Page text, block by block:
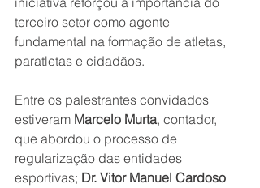
terceiro setor como agente
fundamental na formação de atletas,
paratletas e cidadãos.
Entre os palestrantes convidados
estiveram Marcelo Murta, contador,
que abordou o processo de
regularização das entidades
esportivas; Dr. Vitor Manuel Cardoso